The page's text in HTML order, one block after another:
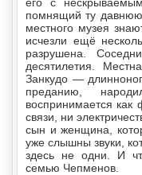
помнящий ту давнюю
местного музея
исчезли ещё
разрушена.
десятилетия.
Занкудо —
преданию,
воспринимается как
связи, ни
сын и женщина,
уже слышны звуки,
здесь не одни. И
семью Чепменов.